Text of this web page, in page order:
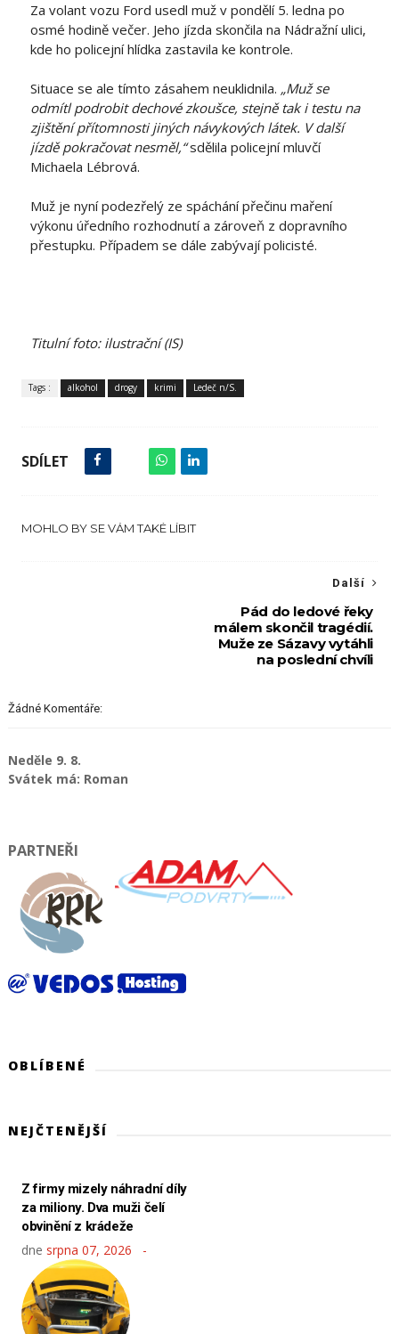
Za volant vozu Ford usedl muž v pondělí 5. ledna po
osmé hodině večer. Jeho jízda skončila na Nádražní ulici,
kde ho policejní hlídka zastavila ke kontrole.
Situace se ale tímto zásahem neuklidnila. „Muž se
odmítl podrobit dechové zkoušce, stejně tak i testu na
zjištění přítomnosti jiných návykových látek. V další
jízdě pokračovat nesměl,“sdělila policejní mluvčí
Michaela Lébrová.
Muž je nyní podezřelý ze spáchání přečinu maření
výkonu úředního rozhodnutí a zároveň z dopravního
přestupku. Případem se dále zabývají policisté.
Titulní foto: ilustrační (IS)
Tags : alkohol drogy krimi Ledeč n/S.
SDÍLET
MOHLO BY SE VÁM TAKÉ LÍBIT
Další
Pád do ledové řeky
málem skončil tragédií.
Muže ze Sázavy vytáhli
na poslední chvíli
Žádné Komentáře:
Neděle 9. 8.
Svátek má: Roman
PARTNEŘI
OBLÍBENÉ
NEJČTENĚJŠÍ
Z firmy mizely náhradní díly
za miliony. Dva muži čelí
obvinění z krádeže
dne srpna 07, 2026